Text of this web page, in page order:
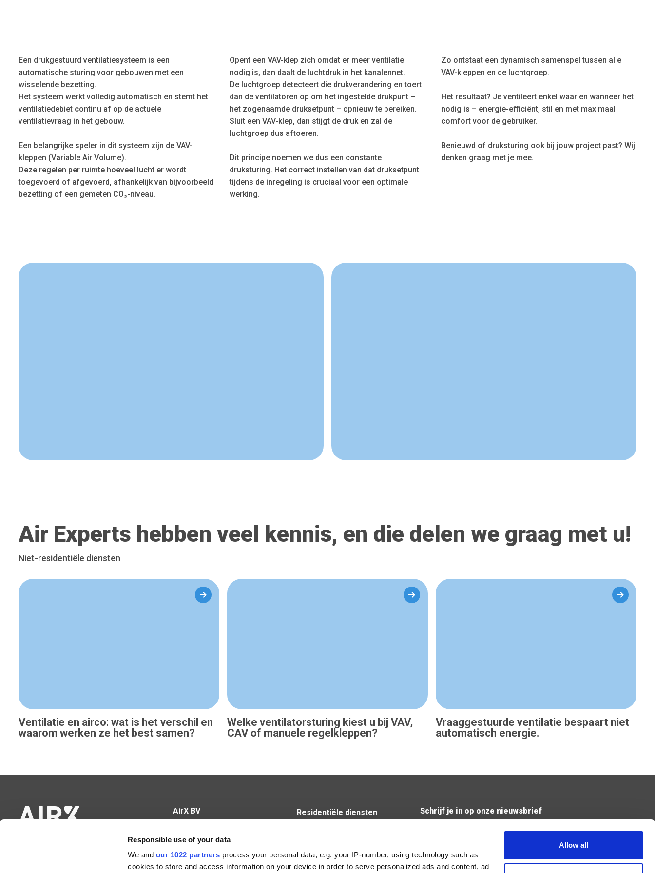
Responsible use of your data
We and our 1022 partners process your personal data, e.g. your IP-number, using technology such as
cookies to store and access information on your device in order to serve personalized ads and content, ad
Allow all
Een drukgestuurd ventilatiesysteem is een
automatische sturing voor gebouwen met een
wisselende bezetting.
Het systeem werkt volledig automatisch en stemt het
ventilatiedebiet continu af op de actuele
ventilatievraag in het gebouw.
Een belangrijke speler in dit systeem zijn de VAV-
kleppen (Variable Air Volume).
Deze regelen per ruimte hoeveel lucht er wordt
toegevoerd of afgevoerd, afhankelijk van bijvoorbeeld
bezetting of een gemeten CO₂-niveau.
Opent een VAV-klep zich omdat er meer ventilatie
nodig is, dan daalt de luchtdruk in het kanalennet.
De luchtgroep detecteert die drukverandering en toert
dan de ventilatoren op om het ingestelde drukpunt –
het zogenaamde druksetpunt – opnieuw te bereiken.
Sluit een VAV-klep, dan stijgt de druk en zal de
luchtgroep dus aftoeren.
Dit principe noemen we dus een constante
druksturing. Het correct instellen van dat druksetpunt
tijdens de inregeling is cruciaal voor een optimale
werking.
Zo ontstaat een dynamisch samenspel tussen alle
VAV-kleppen en de luchtgroep.
Het resultaat? Je ventileert enkel waar en wanneer het
nodig is – energie-efficiënt, stil en met maximaal
comfort voor de gebruiker.
Benieuwd of druksturing ook bij jouw project past? Wij
denken graag met je mee.
Air Experts hebben veel kennis, en die delen we graag met u!
Niet-residentiële diensten
Ventilatie en airco: wat is het verschil en
waarom werken ze het best samen?
Welke ventilatorsturing kiest u bij VAV,
CAV of manuele regelkleppen?
Vraaggestuurde ventilatie bespaart niet
automatisch energie.
AirX BV
9820 Merelbeke
BE0671.665.315
09 430 60 89
Residentiële diensten
Schrijf je in op onze nieuwsbrief
Verzend
Ik geef de toestemming om mijn gegevens te bewaren en